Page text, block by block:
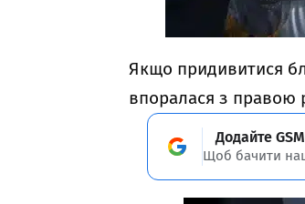
Якщо придивитися
впоралася з правою
Додайте
Щоб бачити